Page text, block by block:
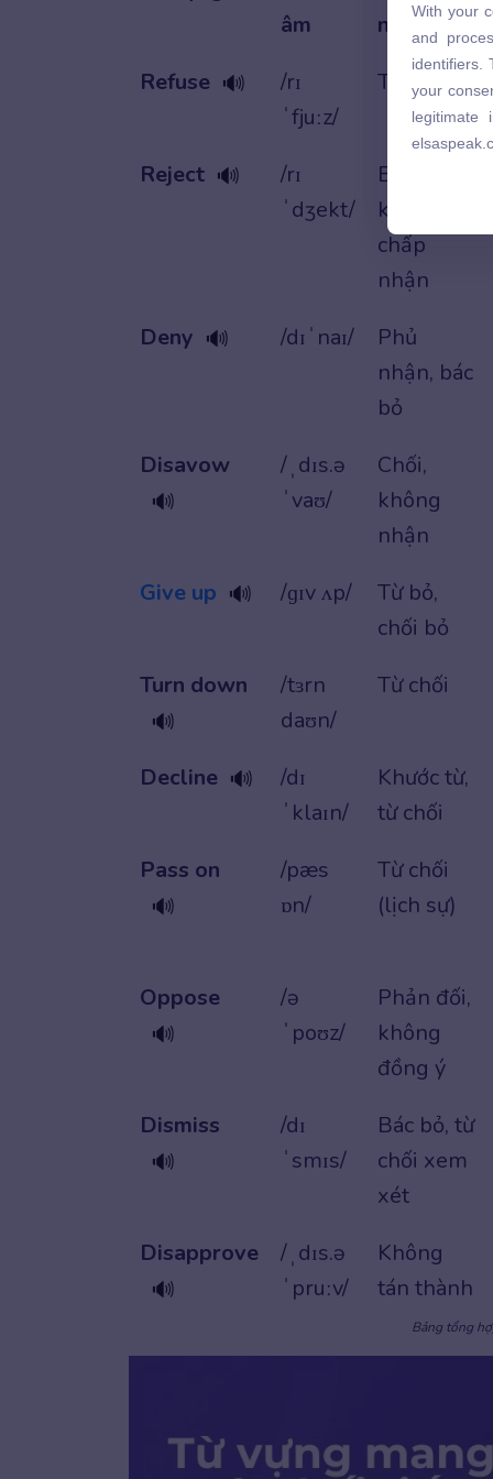
âm
nghĩa
Refuse 🔊
/rɪ
ˈfjuːz/
Từ chối
Reject 🔊
/rɪ
ˈdʒekt/
Bác bỏ,
không
chấp
nhận
Deny 🔊 /dɪˈnaɪ/
Phủ
nhận, bác
bỏ
Disavow
🔊
/ˌdɪs.ə
ˈvaʊ/
Chối,
không
nhận
Give up 🔊 /ɡɪv ʌp/
Từ bỏ,
chối bỏ
Turn down
🔊
/tɜrn
daʊn/
Từ chối
Decline 🔊
/dɪ
ˈklaɪn/
Khước từ,
từ chối
Pass on
🔊
/pæs
ɒn/
Từ chối
(lịch sự)
Oppose
🔊
/ə
ˈpoʊz/
Phản đối,
không
đồng ý
Dismiss
🔊
/dɪ
ˈsmɪs/
Bác bỏ, từ
chối xem
xét
Disapprove
🔊
/ˌdɪs.ə
ˈpruːv/
Không
tán thành
Bảng tổng
and
With your
and
identifiers.
your